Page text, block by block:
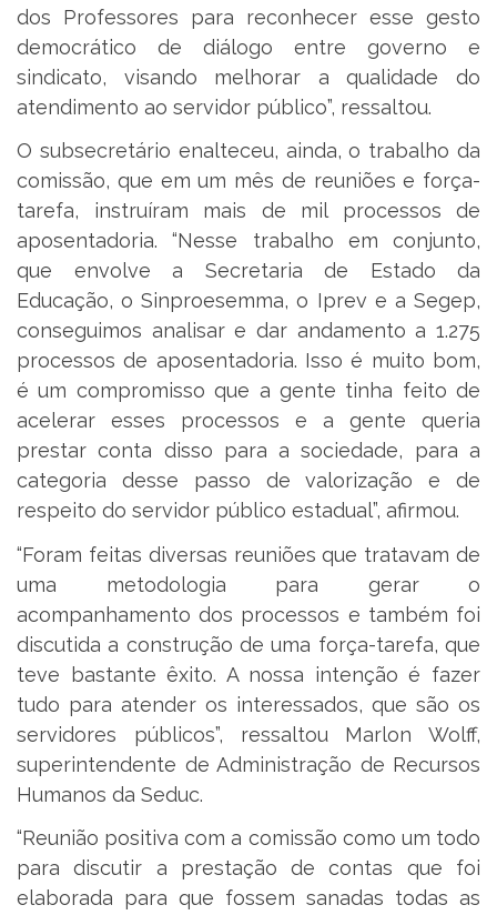
dos Professores para reconhecer esse gesto
democrático de diálogo entre governo e
sindicato, visando melhorar a qualidade do
atendimento ao servidor público”, ressaltou.
O subsecretário enalteceu, ainda, o trabalho da
comissão, que em um mês de reuniões e força-
tarefa, instruíram mais de mil processos de
aposentadoria. “Nesse trabalho em conjunto,
que envolve a Secretaria de Estado da
Educação, o Sinproesemma, o Iprev e a Segep,
conseguimos analisar e dar andamento a 1.275
processos de aposentadoria. Isso é muito bom,
é um compromisso que a gente tinha feito de
acelerar esses processos e a gente queria
prestar conta disso para a sociedade, para a
categoria desse passo de valorização e de
respeito do servidor público estadual”, afirmou.
“Foram feitas diversas reuniões que tratavam de
uma metodologia para gerar o
acompanhamento dos processos e também foi
discutida a construção de uma força-tarefa, que
teve bastante êxito. A nossa intenção é fazer
tudo para atender os interessados, que são os
servidores públicos”, ressaltou Marlon Wolff,
superintendente de Administração de Recursos
Humanos da Seduc.
“Reunião positiva com a comissão como um todo
para discutir a prestação de contas que foi
elaborada para que fossem sanadas todas as